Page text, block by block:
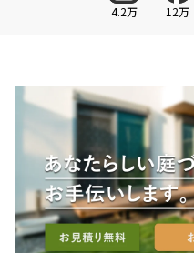
4.2万 12万